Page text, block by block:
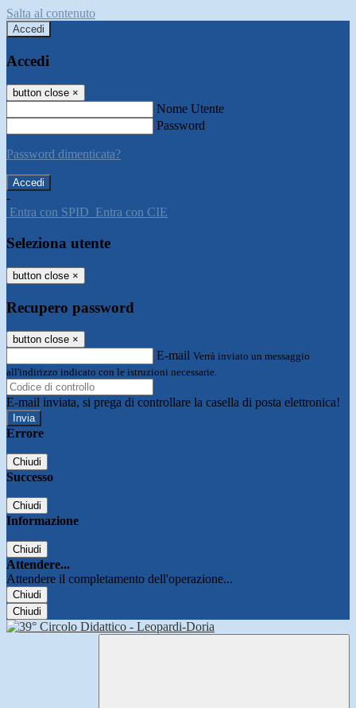
Salta al contenuto
Accedi
Accedi
button close ×
Nome Utente
Password
Password dimenticata?
-
Entra con SPID Entra con CIE
Seleziona utente
button close ×
Recupero password
button close ×
E-mail Verrà inviato un messaggio
all'indirizzo indicato con le istruzioni necessarie.
E-mail inviata, si prega di controllare la casella di posta elettronica!
Errore
Chiudi
Successo
Chiudi
Informazione
Chiudi
Attendere...
Attendere il completamento dell'operazione...
Chiudi
Chiudi